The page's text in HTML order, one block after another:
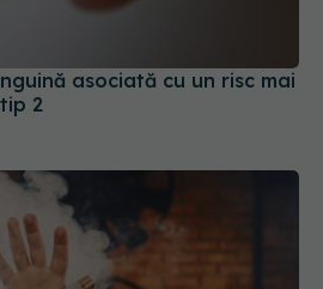
asociată cu un risc mai
2